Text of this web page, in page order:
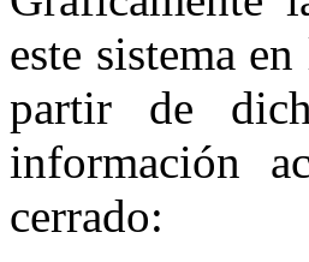
este sistema
partir de
información
cerrado: